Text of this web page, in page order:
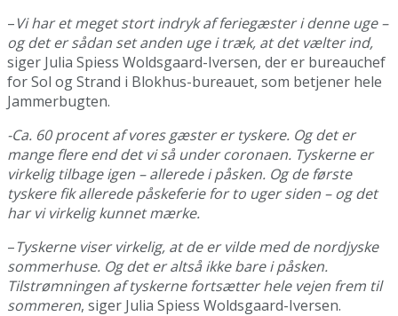
–Vi har et meget stort indryk af feriegæster i denne uge –
og det er sådan set anden uge i træk, at det vælter ind,
siger Julia Spiess Woldsgaard-Iversen, der er bureauchef
for Sol og Strand i Blokhus-bureauet, som betjener hele
Jammerbugten.
-Ca. 60 procent af vores gæster er tyskere. Og det er
mange flere end det vi så under coronaen. Tyskerne er
virkelig tilbage igen – allerede i påsken. Og de første
tyskere fik allerede påskeferie for to uger siden – og det
har vi virkelig kunnet mærke.
–Tyskerne viser virkelig, at de er vilde med de nordjyske
sommerhuse. Og det er altså ikke bare i påsken.
Tilstrømningen af tyskerne fortsætter hele vejen frem til
sommeren, siger Julia Spiess Woldsgaard-Iversen.